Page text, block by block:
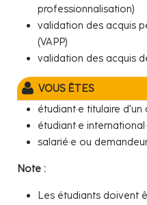
professionnalisation)
validation des acquis
(VAPP)
validation des acquis
VOUS ÊTES
étudiant·e titulaire
étudiant·e
salarié·e ou
Note :
Les étudiants doivent